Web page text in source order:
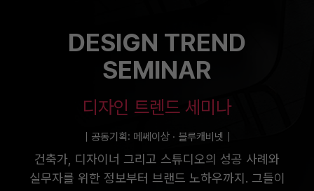
DESIGN TREND
SEMINAR
디자인 트렌드 세미나
｜공동기획: 메쎄이상 · 블루캐비넷｜
건축가, 디자이너 그리고 스튜디오의 성공 사례와
실무자를 위한 정보부터 브랜드 노하우까지. 그들이